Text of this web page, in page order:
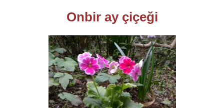
Onbir ay çiçeği